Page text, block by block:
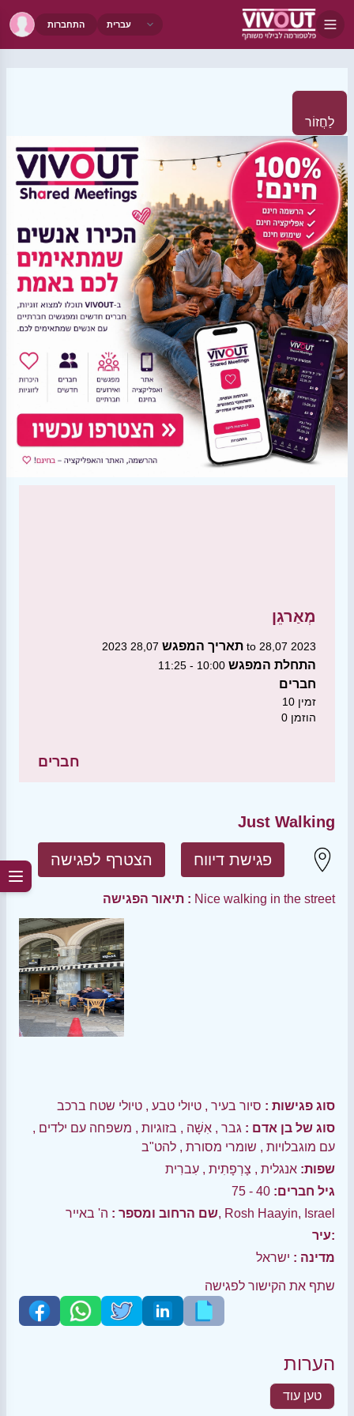
התחברות
לַחֲזוֹר
מְאַרגֵן
תאריך המפגש 28,07 2023 to 28,07 2023
התחלת המפגש 10:00 - 11:25
חברים
10 זמין
0 הוזמן
חברים
Just Walking
הצטרף לפגישה פגישת דיווח
תיאור הפגישה : Nice walking in the street
סוג פגישות : סיור בעיר , טיולי טבע , טיולי שטח ברכב
סוג של בן אדם : גבר , אִשָׁה , בזוגיות , משפחה עם ילדים ,
עם מוגבלויות , שומרי מסורת , להט"ב
שפות: אנגלית , צָרְפָתִית , עִברִית
גיל חברים: 40 - 75
שם הרחוב ומספר :ה' באייר, Rosh Haayin, Israel
עיר:
מדינה : ישראל
שתף את הקישור לפגישה
הערות
טען עוד